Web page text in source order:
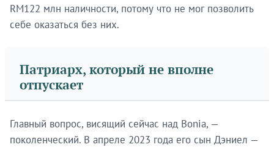
RM122 млн наличности, потому что не мог позволить
себе оказаться без них.
Патриарх, который не вполне
отпускает
Главный вопрос, висящий сейчас над Bonia, —
поколенческий. В апреле 2023 года его сын Дэниел —